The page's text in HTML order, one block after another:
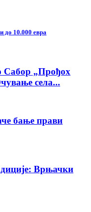
до 10.000 евра
Сабор „Прођох
села...
бање прави
Врњачки